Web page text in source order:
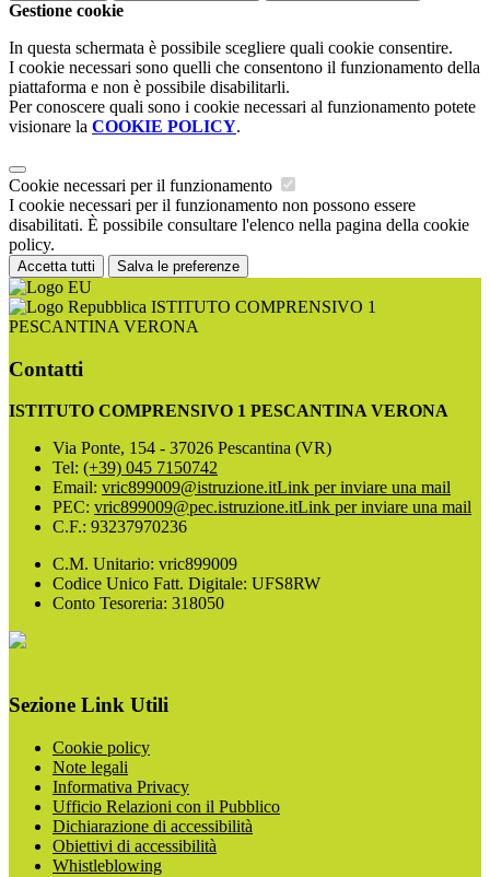
Gestione cookie
In questa schermata è possibile scegliere quali cookie consentire.
I cookie necessari sono quelli che consentono il funzionamento della
piattaforma e non è possibile disabilitarli.
Per conoscere quali sono i cookie necessari al funzionamento potete
visionare la COOKIE POLICY.
Cookie necessari per il funzionamento
I cookie necessari per il funzionamento non possono essere
disabilitati. È possibile consultare l'elenco nella pagina della cookie
policy.
Accetta tutti Salva le preferenze
ISTITUTO COMPRENSIVO 1
PESCANTINA VERONA
Contatti
ISTITUTO COMPRENSIVO 1 PESCANTINA VERONA
Via Ponte, 154 - 37026 Pescantina (VR)
Tel: (+39) 045 7150742
Email: vric899009@istruzione.itLink per inviare una mail
PEC: vric899009@pec.istruzione.itLink per inviare una mail
C.F.: 93237970236
C.M. Unitario: vric899009
Codice Unico Fatt. Digitale: UFS8RW
Conto Tesoreria: 318050
Sezione Link Utili
Cookie policy
Note legali
Informativa Privacy
Ufficio Relazioni con il Pubblico
Dichiarazione di accessibilità
Obiettivi di accessibilità
Whistleblowing